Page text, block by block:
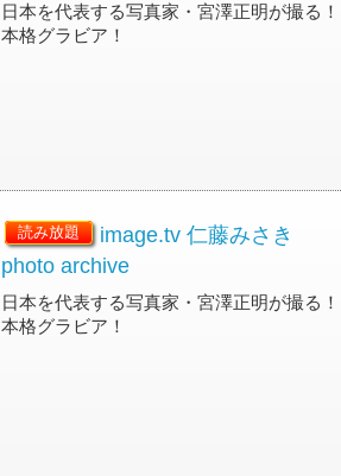
日本を代表する写真家・宮澤正明が撮る！
本格グラビア！
読み放題
image.tv 仁藤みさき
photo archive
日本を代表する写真家・宮澤正明が撮る！
本格グラビア！